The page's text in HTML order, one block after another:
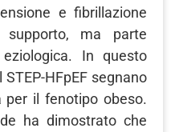
e fibrillazione
ma parte
In questo
HFpEF segnano
per il fenotipo obeso.
ha dimostrato che